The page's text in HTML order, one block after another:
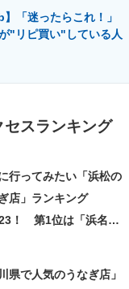
】「迷ったらこれ！」
"リピ買い"している人
セスランキング
行ってみたい「浜松の
店」ランキング
！ 第1位は「浜名湖
県で人気のうなぎ店」